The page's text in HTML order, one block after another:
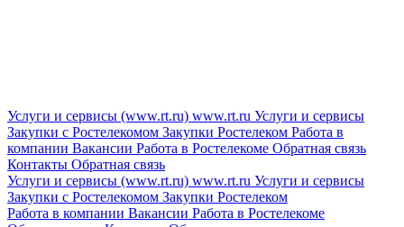
Услуги и сервисы (www.rt.ru) www.rt.ru Услуги и сервисы
Закупки с Ростелекомом Закупки Ростелеком Работа в
компании Вакансии Работа в Ростелекоме Обратная связь
Контакты Обратная связь
Услуги и сервисы (www.rt.ru) www.rt.ru Услуги и сервисы
Закупки с Ростелекомом Закупки Ростелеком
Работа в компании Вакансии Работа в Ростелекоме